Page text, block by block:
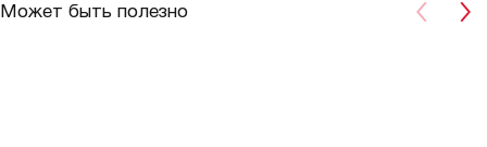
Может быть полезно